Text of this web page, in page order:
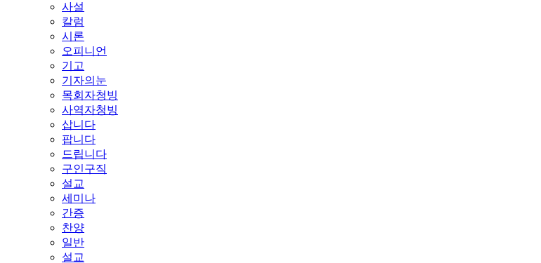
사설
칼럼
시론
오피니언
기고
기자의눈
목회자청빙
사역자청빙
삽니다
팝니다
드립니다
구인구직
설교
세미나
간증
찬양
일반
설교